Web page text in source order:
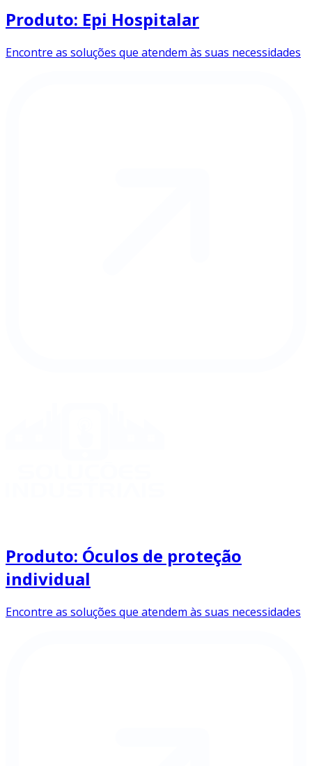
Produto: Epi Hospitalar
Encontre as soluções que atendem às suas necessidades
Produto: Óculos de proteção
individual
Encontre as soluções que atendem às suas necessidades